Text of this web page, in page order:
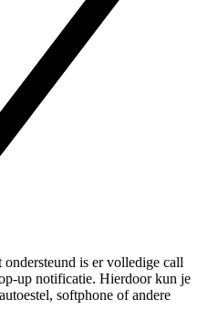
is er volledige call
up notificatie. Hierdoor kun je
softphone of andere